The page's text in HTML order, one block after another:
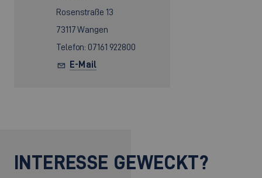
Rosenstraße 13
73117 Wangen
Telefon: 07161 922800
E-Mail
INTERESSE GEWECKT?